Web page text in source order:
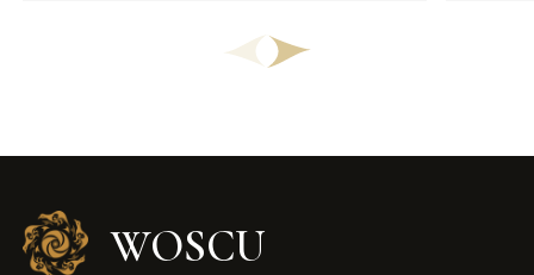
красивым, но и насыщенным
значением. Каким? Расскажем здесь:
WOSCU